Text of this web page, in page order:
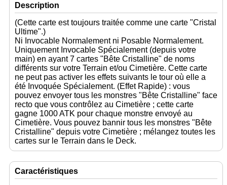
Description
(Cette carte est toujours traitée comme une carte "Cristal
Ultime".)
Ni Invocable Normalement ni Posable Normalement.
Uniquement Invocable Spécialement (depuis votre
main) en ayant 7 cartes "Bête Cristalline" de noms
différents sur votre Terrain et/ou Cimetière. Cette carte
ne peut pas activer les effets suivants le tour où elle a
été Invoquée Spécialement. (Effet Rapide) : vous
pouvez envoyer tous les monstres "Bête Cristalline" face
recto que vous contrôlez au Cimetière ; cette carte
gagne 1000 ATK pour chaque monstre envoyé au
Cimetière. Vous pouvez bannir tous les monstres "Bête
Cristalline" depuis votre Cimetière ; mélangez toutes les
cartes sur le Terrain dans le Deck.
Caractéristiques